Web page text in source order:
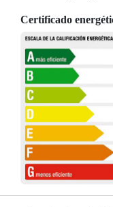
Certificado